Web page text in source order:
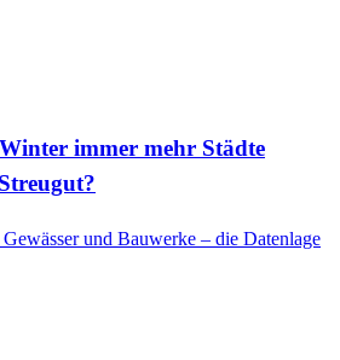
immer mehr Städte
und Bauwerke – die Datenlage